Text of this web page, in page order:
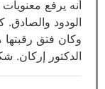
أنه يرفع
الودود
وكان فتق
الدكتور إركان.